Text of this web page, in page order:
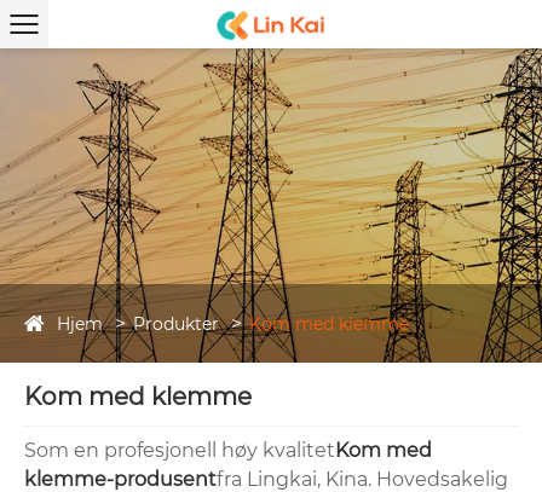
Hjem Produkter Kom med klemme
Kom med klemme
Som en profesjonell høy kvalitetKom med
klemme-produsentfra Lingkai, Kina. Hovedsakelig